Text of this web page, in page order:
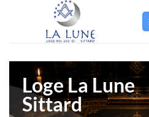
Loge La Lune
Sittard